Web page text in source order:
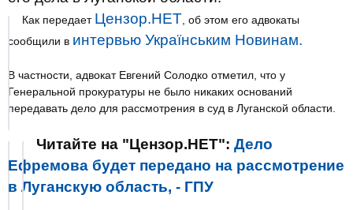
Как передает Цензор.НЕТ , об этом его адвокаты
сообщили в интервью Українським Новинам.
В частности, адвокат Евгений Солодко отметил, что у
Генеральной прокуратуры не было никаких оснований
передавать дело для рассмотрения в суд в Луганской области.
Читайте на "Цензор.НЕТ": Дело
Ефремова будет передано на рассмотрение
в Луганскую область, - ГПУ